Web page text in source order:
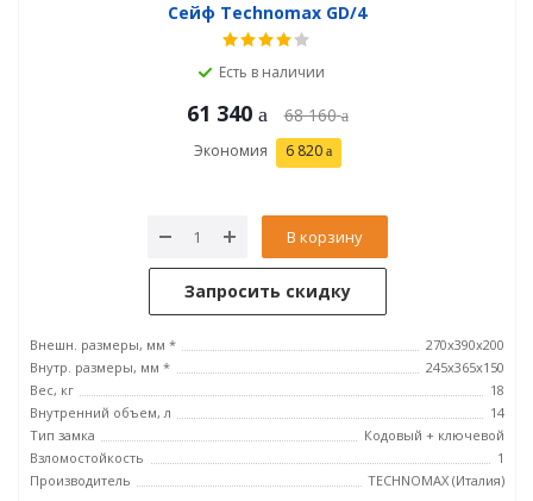
Сейф Technomax GD/4
Есть в наличии
61 340 68 160
Экономия 6 820
В корзину
Запросить скидку
Внешн. размеры, мм *
270x390x200
Внутр. размеры, мм *
245х365х150
Вес, кг
18
Внутренний объем, л
14
Тип замка
Кодовый + ключевой
Взломостойкость
1
Производитель
TECHNOMAX (Италия)